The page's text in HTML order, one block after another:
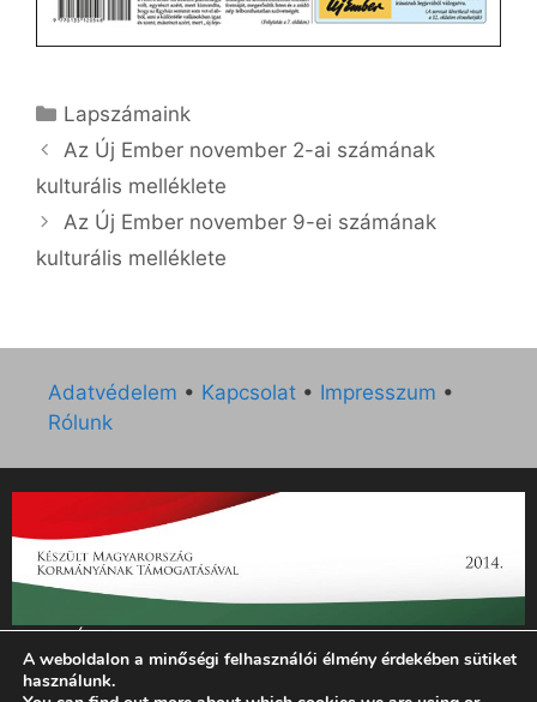
Kategória
Lapszámaink
Az Új Ember november 2-ai számának
kulturális melléklete
Az Új Ember november 9-ei számának
kulturális melléklete
Adatvédelem • Kapcsolat • Impresszum •
Rólunk
„Az Új Ember katolikus hetilap 2014. évi működésének
támogatását az EGYH-KCP-14-P-0121 sz. támogatási
szerződés keretében 3 000 000 Ft összegben támogatta az
A weboldalon a minőségi felhasználói élmény érdekében sütiket
használunk.